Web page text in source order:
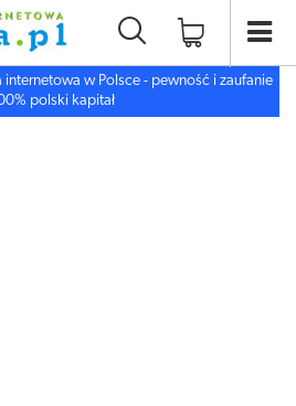
internetowa w Polsce - pewność i zaufanie
polski kapitał